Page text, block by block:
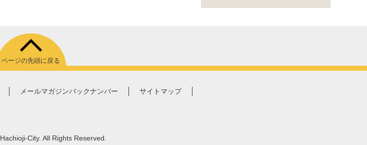
ページの先頭に戻る
メールマガジンバックナンバー
サイトマップ
Hachioji-City. All Rights Reserved.